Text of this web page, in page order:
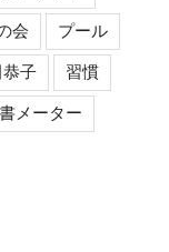
会 プール
子 習慣
メーター